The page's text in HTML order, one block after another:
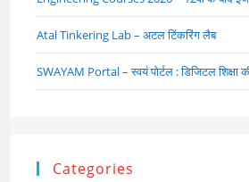
Atal Tinkering Lab – अटल टिंकरिंग लैब
SWAYAM Portal – स्वयं पोर्टल : डिजिटल शिक्षा
Categories